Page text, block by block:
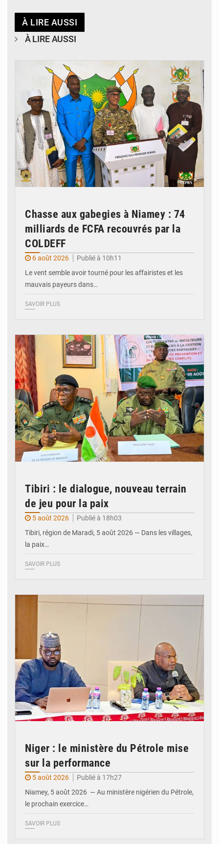
À LIRE AUSSI
À LIRE AUSSI
Chasse aux gabegies à Niamey : 74
milliards de FCFA recouvrés par la
COLDEFF
6 août 2026
Publié à 10h11
Le vent semble avoir tourné pour les affairistes et les
mauvais payeurs dans…
SAVOIR PLUS
Tibiri : le dialogue, nouveau terrain
de jeu pour la paix
5 août 2026
Publié à 18h03
Tibiri, région de Maradi, 5 août 2026 — Dans les villages,
la paix…
SAVOIR PLUS
Niger : le ministère du Pétrole mise
sur la performance
5 août 2026
Publié à 17h27
Niamey, 5 août 2026 — Au ministère nigérien du Pétrole,
le prochain exercice…
SAVOIR PLUS